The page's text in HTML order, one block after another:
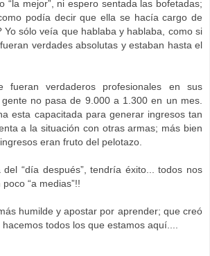
“la mejor”, ni espero sentada las bofetadas;
podía decir que ella se hacía cargo de
Yo sólo veía que hablaba y hablaba, como si
verdades absolutas y estaban hasta el
fueran verdaderos profesionales en sus
no pasa de 9.000 a 1.300 en un mes.
esta capacitada para generar ingresos tan
a la situación con otras armas; más bien
eran fruto del pelotazo.
“día después”, tendría éxito... todos nos
“a medias”!!
humilde y apostar por aprender; que creó
todos los que estamos aquí....